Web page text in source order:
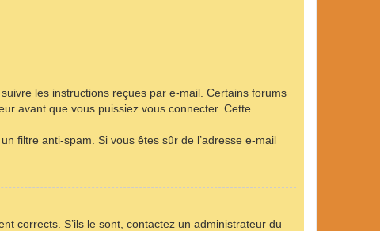
les instructions reçues par e-mail. Certains forums
avant que vous puissiez vous connecter. Cette
filtre anti-spam. Si vous êtes sûr de l’adresse e-mail
corrects. S’ils le sont, contactez un administrateur du